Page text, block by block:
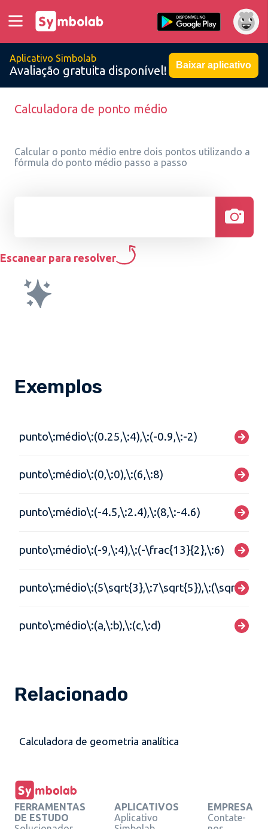
Aplicativo Simbolab
Avaliação gratuita disponível! Baixar aplicativo
Calculadora de ponto médio
Calcular o ponto médio entre dois pontos utilizando a
fórmula do ponto médio passo a passo
Escanear para resolver
Exemplos
punto\:médio\:(0.25,\:4),\:(-0.9,\:-2)
punto\:médio\:(0,\:0),\:(6,\:8)
punto\:médio\:(-4.5,\:2.4),\:(8,\:-4.6)
punto\:médio\:(-9,\:4),\:(-\frac{13}{2},\:6)
punto\:médio\:(a,\:b),\:(c,\:d)
Relacionado
Calculadora de geometria analítica
FERRAMENTAS
DE ESTUDO
APLICATIVOS
Aplicativo
EMPRESA
Contate-